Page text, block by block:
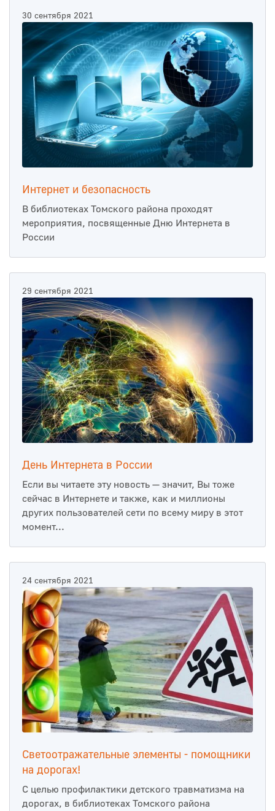
30 сентября 2021
Интернет и безопасность
В библиотеках Томского района проходят
мероприятия, посвященные Дню Интернета в
России
29 сентября 2021
День Интернета в России
Если вы читаете эту новость — значит, Вы тоже
сейчас в Интернете и также, как и миллионы
других пользователей сети по всему миру в этот
момент...
24 сентября 2021
Светоотражательные элементы - помощники
на дорогах!
С целью профилактики детского травматизма на
дорогах, в библиотеках Томского района